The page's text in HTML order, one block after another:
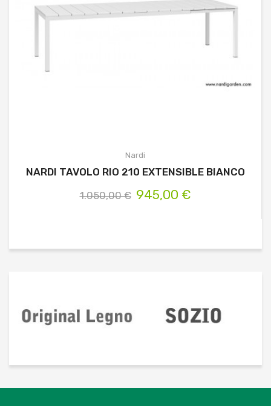
Nardi
NARDI TAVOLO RIO 210 EXTENSIBLE BIANCO
1.050,00 € 945,00 €